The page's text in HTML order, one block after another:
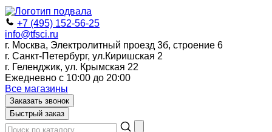
+7 (495) 152-56-25
info@tfsci.ru
г. Москва, Электролитный проезд 3б, строение 6
г. Санкт-Петербург, ул.Киришская 2
г. Геленджик, ул. Крымская 22
Ежедневно с 10:00 до 20:00
Все магазины
Заказать звонок
Быстрый заказ